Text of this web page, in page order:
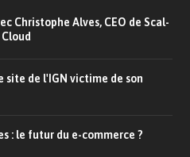
Christophe Alves, CEO de Scal-
site de l'IGN victime de son
: le futur du e-commerce ?